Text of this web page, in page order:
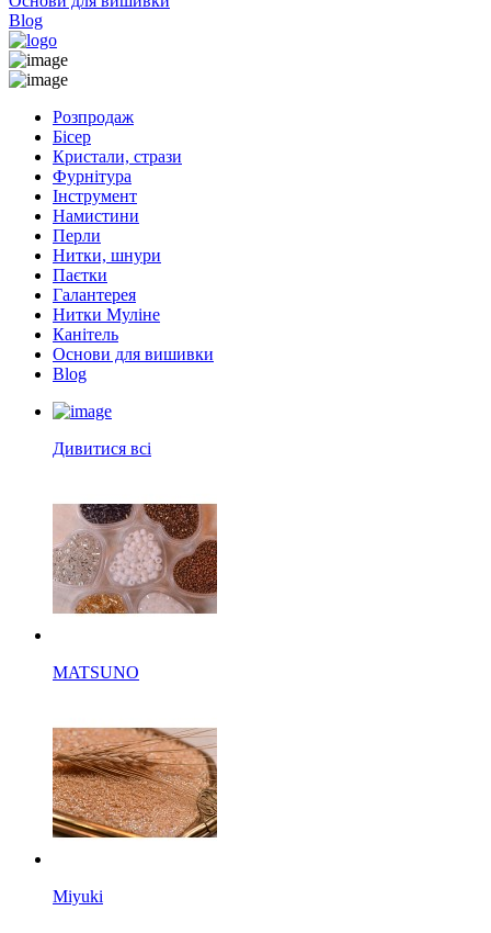
Blog
Розпродаж
Бісер
Кристали, стрази
Фурнітура
Інструмент
Намистини
Перли
Нитки, шнури
Паєтки
Галантерея
Нитки Муліне
Канітель
Основи для вишивки
Blog
Дивитися всі
MATSUNO
Miyuki